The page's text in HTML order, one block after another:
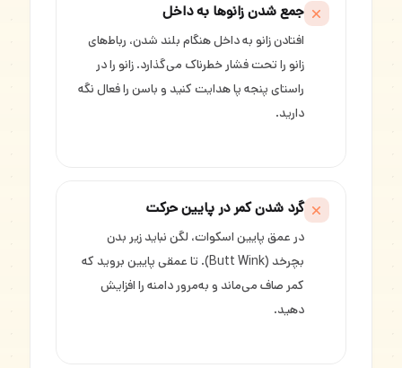
جمع شدن زانوها به داخل
افتادن زانو به داخل هنگام بلند شدن، رباط‌های
زانو را تحت فشار خطرناک می‌گذارد. زانو را در
راستای پنجه پا هدایت کنید و باسن را فعال نگه
دارید.
گرد شدن کمر در پایین حرکت
در عمق پایین اسکوات، لگن نباید زیر بدن
بچرخد (Butt Wink). تا عمقی پایین بروید که
کمر صاف می‌ماند و به‌مرور دامنه را افزایش
دهید.